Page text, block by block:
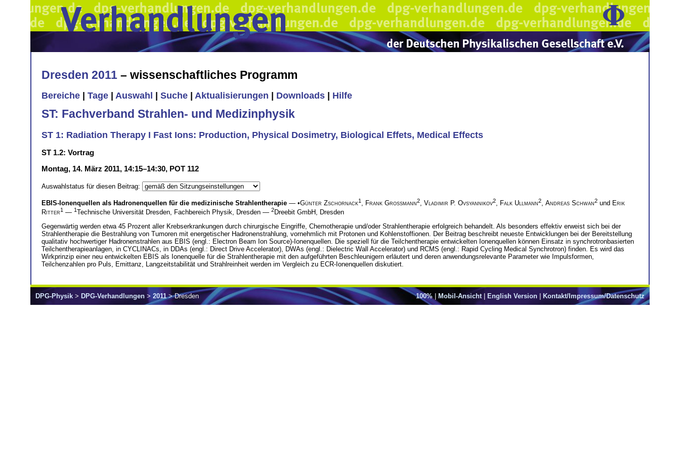
Dresden 2011 – wissenschaftliches Programm
Bereiche Tage Auswahl Suche Aktualisierungen Downloads Hilfe
ST: Fachverband Strahlen- und Medizinphysik
ST 1: Radiation Therapy I Fast Ions: Production, Physical Dosimetry, Biological Effets, Medical Effects
ST 1.2: Vortrag
Montag, 14. März 2011, 14:15–14:30, POT 112
Auswahlstatus für diesen Beitrag:
EBIS-Ionenquellen als Hadronenquellen für die medizinische Strahlentherapie — •Günter Zschornack1 Frank Großmann2 Vladimir P. Ovsyannikov2 Falk Ullmann2 Andreas Schwan2 und Erik
Ritter1 — 1Technische Universität Dresden, Fachbereich Physik, Dresden — 2Dreebit GmbH, Dresden
Gegenwärtig werden etwa 45 Prozent aller Krebserkrankungen durch chirurgische Eingriffe, Chemotherapie und/oder Strahlentherapie erfolgreich behandelt. Als besonders effektiv erweist sich bei der
Strahlentherapie die Bestrahlung von Tumoren mit energetischer Hadronenstrahlung, vornehmlich mit Protonen und Kohlenstoffionen. Der Beitrag beschreibt neueste Entwicklungen bei der Bereitstellung
qualitativ hochwertiger Hadronenstrahlen aus EBIS (engl.: Electron Beam Ion Source)-Ionenquellen. Die speziell für die Teilchentherapie entwickelten Ionenquellen können Einsatz in synchrotronbasierten
Teilchentherapieanlagen, in CYCLINACs, in DDAs (engl.: Direct Drive Accelerator), DWAs (engl.: Dielectric Wall Accelerator) und RCMS (engl.: Rapid Cycling Medical Synchrotron) finden. Es wird das
Wirkprinzip einer neu entwickelten EBIS als Ionenquelle für die Strahlentherapie mit den aufgeführten Beschleunigern erläutert und deren anwendungsrelevante Parameter wie Impulsformen,
Teilchenzahlen pro Puls, Emittanz, Langzeitstabilität und Strahlreinheit werden im Vergleich zu ECR-Ionenquellen diskutiert.
100%| Mobil-Ansicht | English Version | Kontakt/Impressum/Datenschutz
DPG-Physik > DPG-Verhandlungen > 2011> Dresden